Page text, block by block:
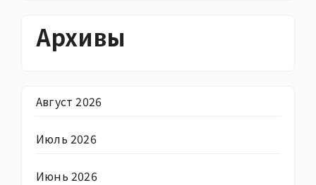
Архивы
Август 2026
Июль 2026
Июнь 2026